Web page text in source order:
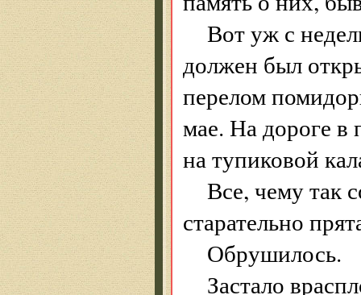
Вот уж с
должен был
перелом
мае. На дороге в
на тупиковой
Все, чему так
старательно
Обрушилось.
Застало